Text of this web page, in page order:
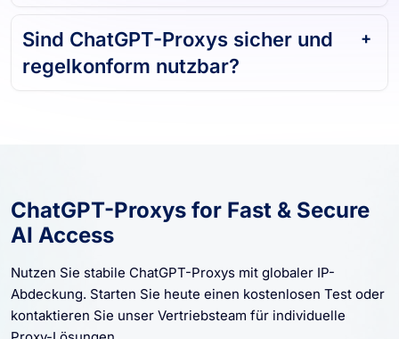
Sind ChatGPT-Proxys sicher und
regelkonform nutzbar?
ChatGPT-Proxys for Fast & Secure
AI Access
Nutzen Sie stabile ChatGPT-Proxys mit globaler IP-
Abdeckung. Starten Sie heute einen kostenlosen Test oder
kontaktieren Sie unser Vertriebsteam für individuelle
Proxy-Lösungen.